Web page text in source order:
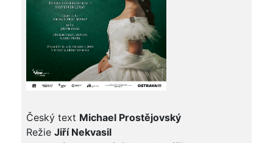
Český text Michael Prostějovský
Režie Jiří Nekvasil